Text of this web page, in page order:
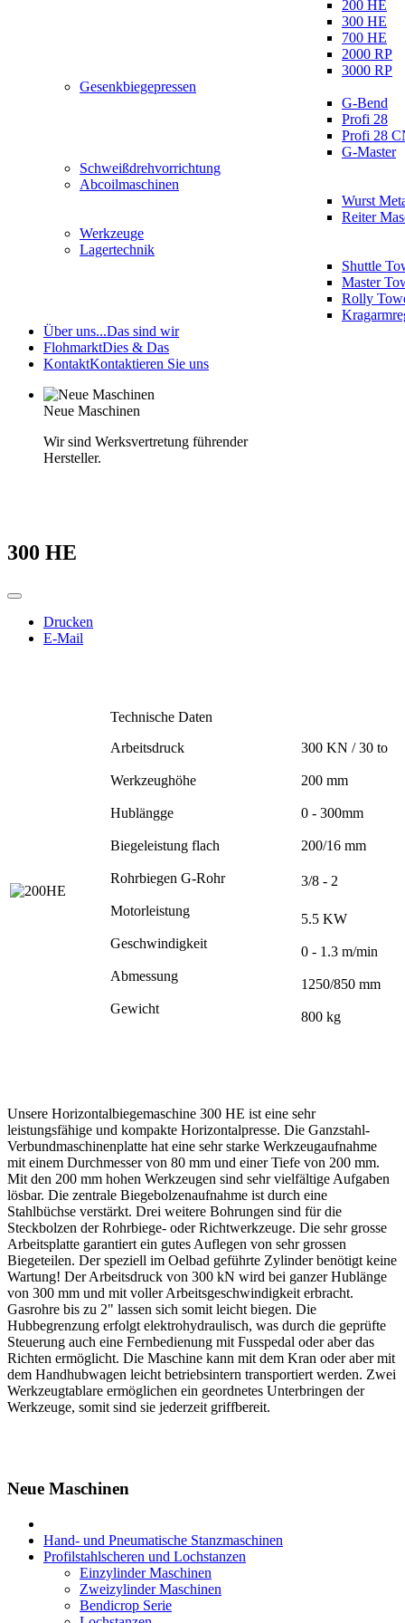
200 HE
300 HE
700 HE
2000 RP
3000 RP
Gesenkbiegepressen
G-Bend
Profi 28
Profi 28
G-Master
Schweißdrehvorrichtung
Abcoilmaschinen
Wurst
Reiter
Werkzeuge
Lagertechnik
Shuttle
Master
Rolly
Über uns...Das sind wir
FlohmarktDies & Das
KontaktKontaktieren Sie uns
Neue Maschinen
Wir sind Werksvertretung führender
Hersteller.
300 HE
Drucken
E-Mail
Technische Daten
Arbeitsdruck
Werkzeughöhe
Hublängge
Biegeleistung flach
Rohrbiegen G-Rohr
Motorleistung
Geschwindigkeit
Abmessung
Gewicht
300 KN / 30 to
200 mm
0 - 300mm
200/16 mm
3/8 - 2
5.5 KW
0 - 1.3 m/min
1250/850 mm
800 kg
Unsere Horizontalbiegemaschine 300 HE ist eine sehr
leistungsfähige und kompakte Horizontalpresse. Die Ganzstahl-
Verbundmaschinenplatte hat eine sehr starke Werkzeugaufnahme
mit einem Durchmesser von 80 mm und einer Tiefe von 200 mm.
Mit den 200 mm hohen Werkzeugen sind sehr vielfältige Aufgaben
lösbar. Die zentrale Biegebolzenaufnahme ist durch eine
Stahlbüchse verstärkt. Drei weitere Bohrungen sind für die
Steckbolzen der Rohrbiege- oder Richtwerkzeuge. Die sehr grosse
Arbeitsplatte garantiert ein gutes Auflegen von sehr grossen
Biegeteilen. Der speziell im Oelbad geführte Zylinder benötigt keine
Wartung! Der Arbeitsdruck von 300 kN wird bei ganzer Hublänge
von 300 mm und mit voller Arbeitsgeschwindigkeit erbracht.
Gasrohre bis zu 2" lassen sich somit leicht biegen. Die
Hubbegrenzung erfolgt elektrohydraulisch, was durch die geprüfte
Steuerung auch eine Fernbedienung mit Fusspedal oder aber das
Richten ermöglicht. Die Maschine kann mit dem Kran oder aber mit
dem Handhubwagen leicht betriebsintern transportiert werden. Zwei
Werkzeugtablare ermöglichen ein geordnetes Unterbringen der
Werkzeuge, somit sind sie jederzeit griffbereit.
Neue Maschinen
Hand- und Pneumatische Stanzmaschinen
Profilstahlscheren und Lochstanzen
Einzylinder Maschinen
Zweizylinder Maschinen
Bendicrop Serie